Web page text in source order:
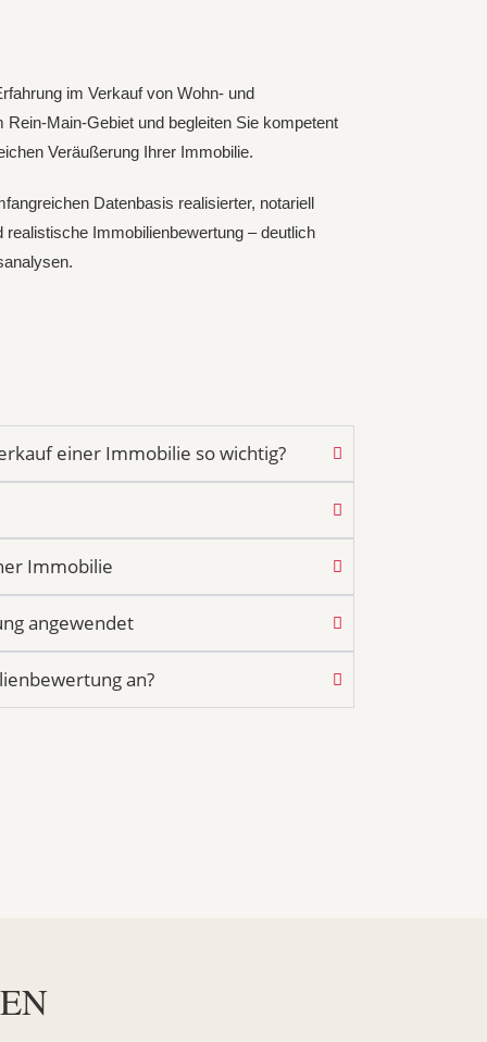
im Verkauf von Wohn- und
Main-Gebiet und begleiten Sie kompetent
Veräußerung Ihrer Immobilie.
Datenbasis realisierter, notariell
Immobilienbewertung – deutlich
einer Immobilie so wichtig?
Immobilie
angewendet
an?